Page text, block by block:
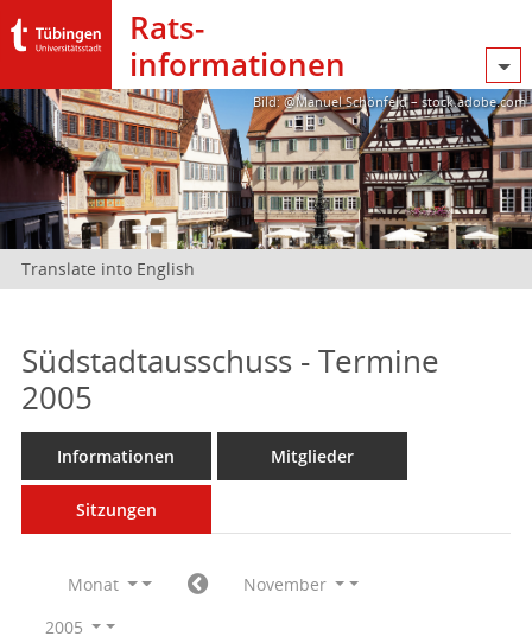
Rats­
informationen
Bild: @Manuel Schönfeld – stock.adobe.com
Translate into English
Südstadtausschuss - Termine
2005
Informationen Mitglieder
Sitzungen
Monat
November
2005